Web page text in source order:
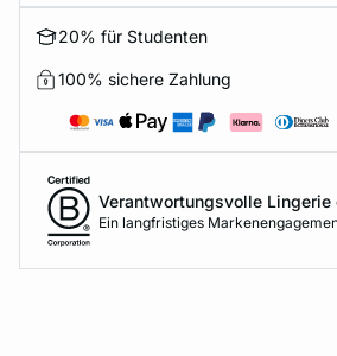
20% für Studenten
100% sichere Zahlung
Verantwortungsvolle Lingerie
Ein langfristiges